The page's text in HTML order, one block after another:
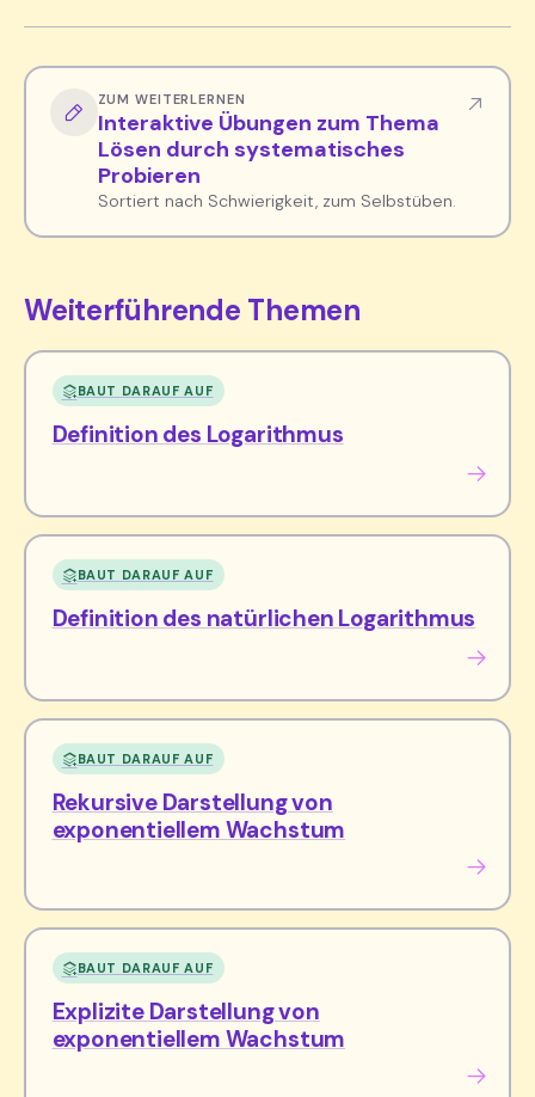
ZUM WEITERLERNEN
Interaktive Übungen zum Thema
Lösen durch systematisches
Probieren
Sortiert nach Schwierigkeit, zum Selbstüben.
Weiterführende Themen
BAUT DARAUF AUF
Definition des Logarithmus
BAUT DARAUF AUF
Definition des natürlichen Logarithmus
BAUT DARAUF AUF
Rekursive Darstellung von
exponentiellem Wachstum
BAUT DARAUF AUF
Explizite Darstellung von
exponentiellem Wachstum